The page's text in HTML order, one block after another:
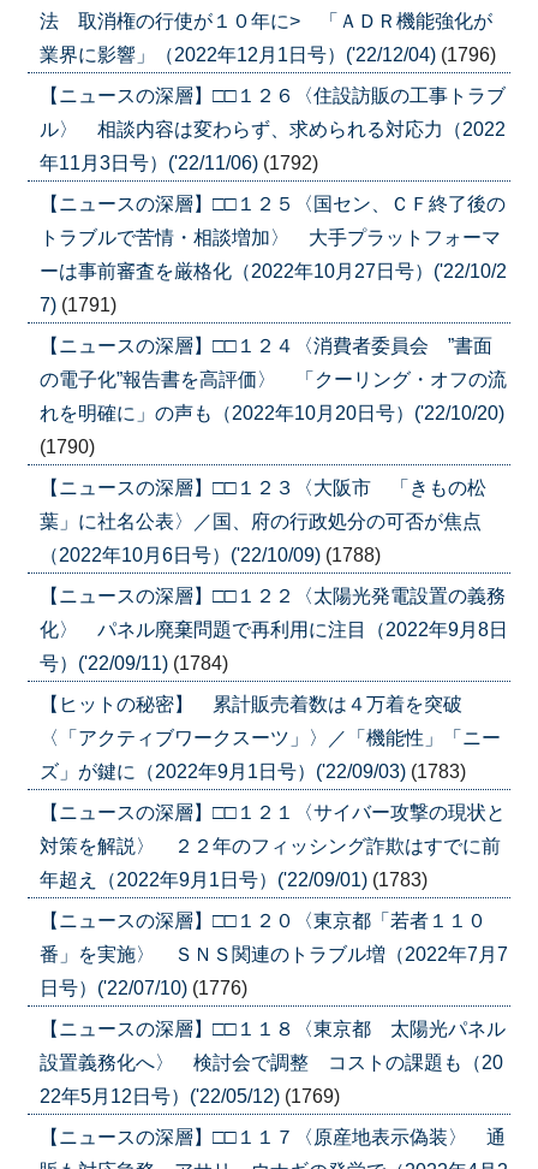
法 取消権の行使が１０年に> 「ＡＤＲ機能強化が
業界に影響」（2022年12月1日号）('22/12/04) (1796)
【ニュースの深層】□□１２６〈住設訪販の工事トラブ
ル〉 相談内容は変わらず、求められる対応力（2022
年11月3日号）('22/11/06) (1792)
【ニュースの深層】□□１２５〈国セン、ＣＦ終了後の
トラブルで苦情・相談増加〉 大手プラットフォーマ
ーは事前審査を厳格化（2022年10月27日号）('22/10/2
7) (1791)
【ニュースの深層】□□１２４〈消費者委員会 ”書面
の電子化”報告書を高評価〉 「クーリング・オフの流
れを明確に」の声も（2022年10月20日号）('22/10/20)
(1790)
【ニュースの深層】□□１２３〈大阪市 「きもの松
葉」に社名公表〉／国、府の行政処分の可否が焦点
（2022年10月6日号）('22/10/09) (1788)
【ニュースの深層】□□１２２〈太陽光発電設置の義務
化〉 パネル廃棄問題で再利用に注目（2022年9月8日
号）('22/09/11) (1784)
【ヒットの秘密】 累計販売着数は４万着を突破
〈「アクティブワークスーツ」〉／「機能性」「ニー
ズ」が鍵に（2022年9月1日号）('22/09/03) (1783)
【ニュースの深層】□□１２１〈サイバー攻撃の現状と
対策を解説〉 ２２年のフィッシング詐欺はすでに前
年超え（2022年9月1日号）('22/09/01) (1783)
【ニュースの深層】□□１２０〈東京都「若者１１０
番」を実施〉 ＳＮＳ関連のトラブル増（2022年7月7
日号）('22/07/10) (1776)
【ニュースの深層】□□１１８〈東京都 太陽光パネル
設置義務化へ〉 検討会で調整 コストの課題も（20
22年5月12日号）('22/05/12) (1769)
【ニュースの深層】□□１１７〈原産地表示偽装〉 通